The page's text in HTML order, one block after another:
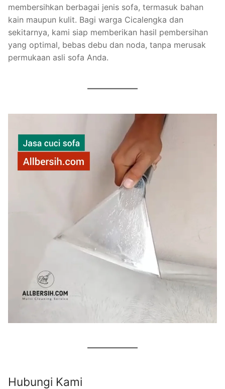
membersihkan berbagai jenis sofa, termasuk bahan
kain maupun kulit. Bagi warga Cicalengka dan
sekitarnya, kami siap memberikan hasil pembersihan
yang optimal, bebas debu dan noda, tanpa merusak
permukaan asli sofa Anda.
Hubungi Kami